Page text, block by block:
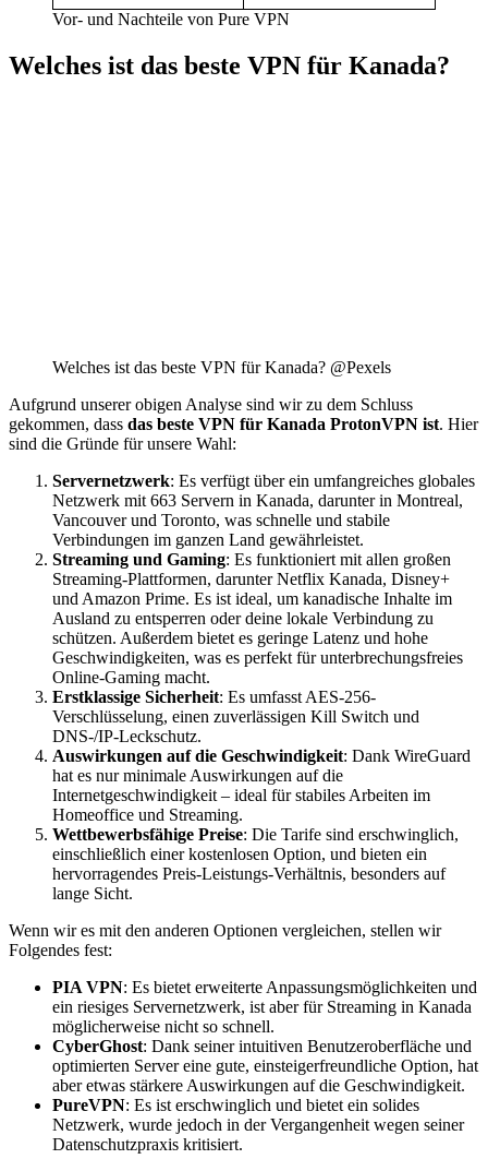
Vor- und Nachteile von Pure VPN
Welches ist das beste VPN für Kanada?
Welches ist das beste VPN für Kanada? @Pexels
Aufgrund unserer obigen Analyse sind wir zu dem Schluss
gekommen, dass das beste VPN für Kanada ProtonVPN ist. Hier
sind die Gründe für unsere Wahl:
Servernetzwerk: Es verfügt über ein umfangreiches globales
Netzwerk mit 663 Servern in Kanada, darunter in Montreal,
Vancouver und Toronto, was schnelle und stabile
Verbindungen im ganzen Land gewährleistet.
Streaming und Gaming: Es funktioniert mit allen großen
Streaming-Plattformen, darunter Netflix Kanada, Disney+
und Amazon Prime. Es ist ideal, um kanadische Inhalte im
Ausland zu entsperren oder deine lokale Verbindung zu
schützen. Außerdem bietet es geringe Latenz und hohe
Geschwindigkeiten, was es perfekt für unterbrechungsfreies
Online-Gaming macht.
Erstklassige Sicherheit: Es umfasst AES-256-
Verschlüsselung, einen zuverlässigen Kill Switch und
DNS-/IP-Leckschutz.
Auswirkungen auf die Geschwindigkeit: Dank WireGuard
hat es nur minimale Auswirkungen auf die
Internetgeschwindigkeit – ideal für stabiles Arbeiten im
Homeoffice und Streaming.
Wettbewerbsfähige Preise: Die Tarife sind erschwinglich,
einschließlich einer kostenlosen Option, und bieten ein
hervorragendes Preis-Leistungs-Verhältnis, besonders auf
lange Sicht.
Wenn wir es mit den anderen Optionen vergleichen, stellen wir
Folgendes fest:
PIA VPN: Es bietet erweiterte Anpassungsmöglichkeiten und
ein riesiges Servernetzwerk, ist aber für Streaming in Kanada
möglicherweise nicht so schnell.
CyberGhost: Dank seiner intuitiven Benutzeroberfläche und
optimierten Server eine gute, einsteigerfreundliche Option, hat
aber etwas stärkere Auswirkungen auf die Geschwindigkeit.
PureVPN: Es ist erschwinglich und bietet ein solides
Netzwerk, wurde jedoch in der Vergangenheit wegen seiner
Datenschutzpraxis kritisiert.